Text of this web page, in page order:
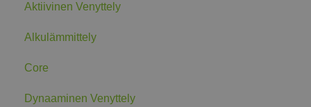
Aktiivinen Venyttely
Alkulämmittely
Core
Dynaaminen Venyttely